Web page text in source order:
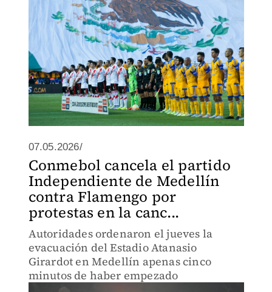
07.05.2026/
Conmebol cancela el partido
Independiente de Medellín
contra Flamengo por
protestas en la canc...
Autoridades ordenaron el jueves la
evacuación del Estadio Atanasio
Girardot en Medellín apenas cinco
minutos de haber empezado